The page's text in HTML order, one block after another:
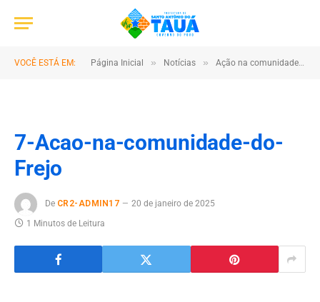
VOCÊ ESTÁ EM: Página Inicial » Notícias » Ação na comunidade do Frejo
7-Acao-na-comunidade-do-
Frejo
De CR2-ADMIN17
20 de janeiro de 2025
1 Minutos de Leitura